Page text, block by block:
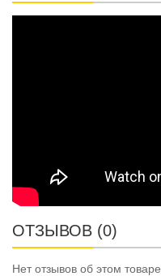
ОТЗЫВОВ (0)
Нет отзывов об этом товаре.